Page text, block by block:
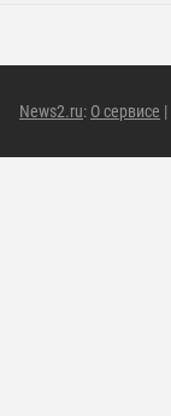
News2.ru: О сервисе |